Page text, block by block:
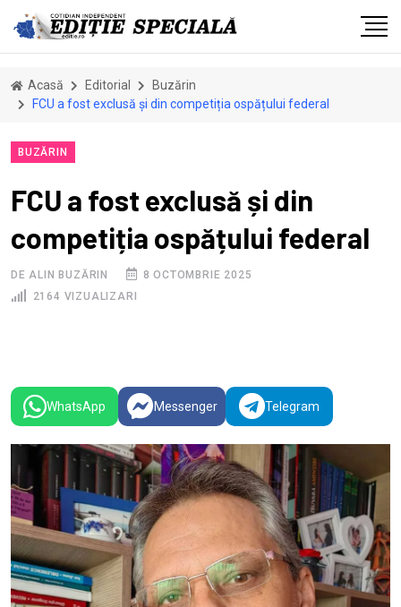
Acasă Editorial
Buzărin
FCU a fost exclusă și din competiția ospățului federal
BUZĂRIN
FCU a fost exclusă și din
competiția ospățului federal
DE ALIN BUZĂRIN
8 OCTOMBRIE 2025
2164 VIZUALIZARI
WhatsApp Messenger Telegram